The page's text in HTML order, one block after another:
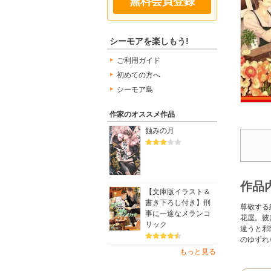
シーモアを楽しもう!
ご利用ガイド
初めての方へ
シーモア島
作家のオススメ作品
蝕みの月
【文庫版イラスト＆
書き下ろし付き】刑
事に一途なメランコ
リック
もっと見る
作品
尊敬する
花屋。彼
違うと
のゆずれ